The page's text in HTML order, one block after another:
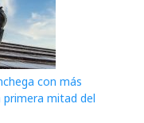
con más
mitad del